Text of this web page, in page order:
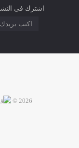
اشترك فى
2026 ©